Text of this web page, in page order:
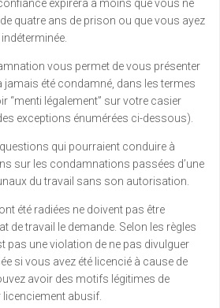
expirera à moins que vous ne
quatre ans de prison ou que vous ayez
vous permet de vous présenter
jamais été condamné, dans les termes
“menti légalement” sur votre casier
exceptions énumérées ci-dessous).
qui pourraient conduire à
sur les condamnations passées d’une
du travail sans son autorisation.
été radiées ne doivent pas être
de travail le demande. Selon les règles
pas une violation de ne pas divulguer
si vous avez été licencié à cause de
avoir des motifs légitimes de
abusif.